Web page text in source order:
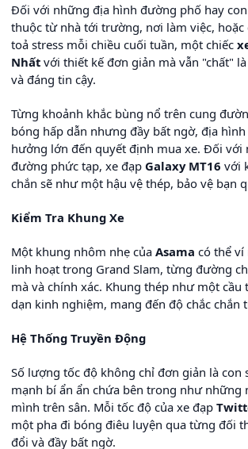
Đối với những địa hình đường phố hay
thuộc từ nhà tới trường, nơi làm việc, hoặc
toả stress mỗi chiều cuối tuần, một chiếc
Nhất với thiết kế đơn giản mà vẫn "chất"
và đáng tin cậy.
Từng khoảnh khắc bùng nổ trên cung
bóng hấp dẫn nhưng đầy bất ngờ, địa hình
hưởng lớn đến quyết định mua xe. Đối với
đường phức tạp, xe đạp Galaxy MT16 với
chắn sẽ như một hậu vệ thép, bảo vệ bạn
Kiểm Tra Khung Xe
Một khung nhôm nhẹ của Asama có thể
linh hoạt trong Grand Slam, từng đường
mà và chính xác. Khung thép như một cầu
dạn kinh nghiệm, mang đến độ chắc chắn
Hệ Thống Truyền Động
Số lượng tốc độ không chỉ đơn giản là con
mạnh bí ẩn ẩn chứa bên trong như những
mình trên sân. Mỗi tốc độ của xe đạp
một pha đi bóng điêu luyện qua từng đối
đổi và đầy bất ngờ.